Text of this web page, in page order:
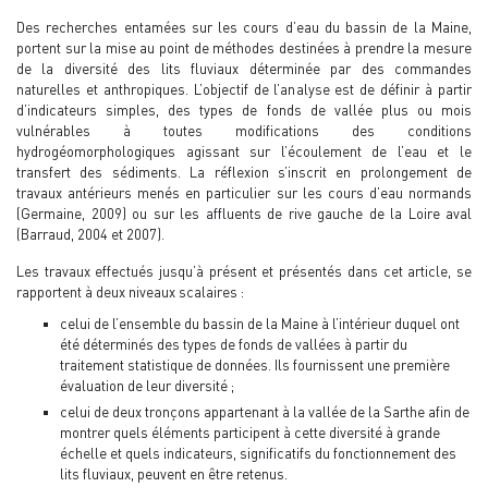
Des recherches entamées sur les cours d’eau du bassin de la Maine,
portent sur la mise au point de méthodes destinées à prendre la mesure
de la diversité des lits fluviaux déterminée par des commandes
naturelles et anthropiques. L’objectif de l’analyse est de définir à partir
d’indicateurs simples, des types de fonds de vallée plus ou mois
vulnérables à toutes modifications des conditions
hydrogéomorphologiques agissant sur l’écoulement de l’eau et le
transfert des sédiments. La réflexion s’inscrit en prolongement de
travaux antérieurs menés en particulier sur les cours d’eau normands
(Germaine, 2009) ou sur les affluents de rive gauche de la Loire aval
(Barraud, 2004 et 2007).
Les travaux effectués jusqu’à présent et présentés dans cet article, se
rapportent à deux niveaux scalaires :
celui de l’ensemble du bassin de la Maine à l’intérieur duquel ont
été déterminés des types de fonds de vallées à partir du
traitement statistique de données. Ils fournissent une première
évaluation de leur diversité ;
celui de deux tronçons appartenant à la vallée de la Sarthe afin de
montrer quels éléments participent à cette diversité à grande
échelle et quels indicateurs, significatifs du fonctionnement des
lits fluviaux, peuvent en être retenus.